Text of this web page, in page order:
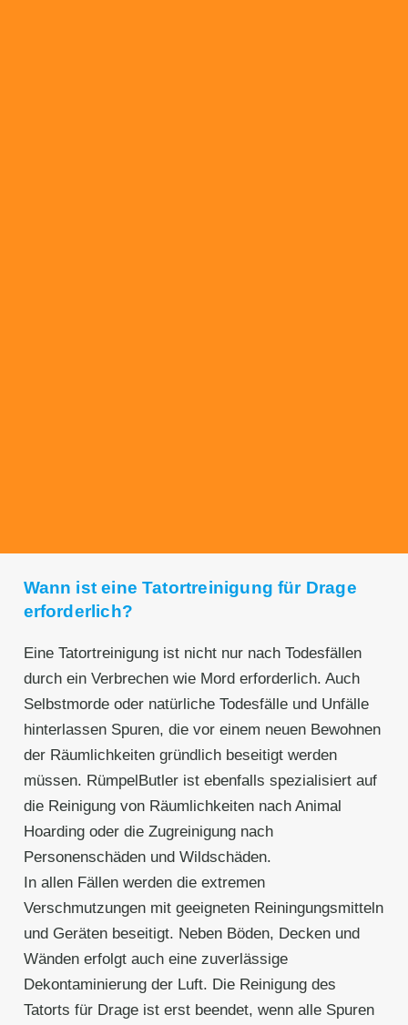
Wann ist eine Tatortreinigung für Drage
erforderlich?
Eine Tatortreinigung ist nicht nur nach Todesfällen
durch ein Verbrechen wie Mord erforderlich. Auch
Selbstmorde oder natürliche Todesfälle und Unfälle
hinterlassen Spuren, die vor einem neuen Bewohnen
der Räumlichkeiten gründlich beseitigt werden
müssen. RümpelButler ist ebenfalls spezialisiert auf
die Reinigung von Räumlichkeiten nach Animal
Hoarding oder die Zugreinigung nach
Personenschäden und Wildschäden.
In allen Fällen werden die extremen
Verschmutzungen mit geeigneten Reiningungsmitteln
und Geräten beseitigt. Neben Böden, Decken und
Wänden erfolgt auch eine zuverlässige
Dekontaminierung der Luft. Die Reinigung des
Tatorts für Drage ist erst beendet, wenn alle Spuren